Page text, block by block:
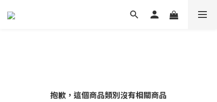
抱歉，這個商品類別沒有相關商品